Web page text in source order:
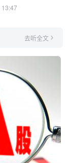
13:47
去听全文